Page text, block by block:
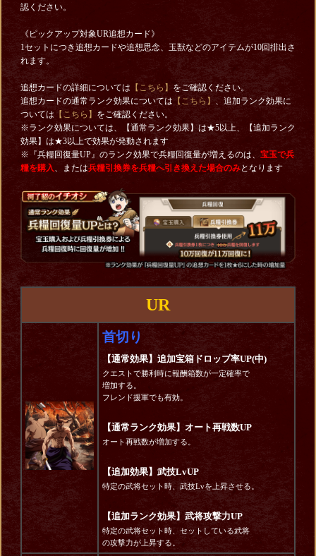
認ください。
《ピックアップ対象UR追想カード》
1セットにつき追想カードや追想思念、玉獣などのアイテムが10回排出さ
れます。
追想カードの詳細については 【こちら】 をご確認ください。
追想カードの通常ランク効果については 【こちら】 、追加ランク効果に
ついては 【こちら】 をご確認ください。
※ランク効果については、【通常ランク効果】は★5以上、【追加ランク
効果】は★3以上で効果が発動されます
※『兵糧回復量UP』のランク効果で兵糧回復量が増えるのは、 宝玉で兵
糧を購入、または兵糧引換券を兵糧へ引き換えた場合のみとなります
UR
首切り
【通常効果】追加宝箱ドロップ率UP(中)
クエストで勝利時に報酬箱数が一定確率で
増加する。
フレンド援軍でも有効。
【通常ランク効果】オート再戦数UP
オート再戦数が増加する。
【追加効果】武技LvUP
特定の武将セット時、武技Lvを上昇させる。
【追加ランク効果】武将攻撃力UP
特定の武将セット時、セットしている武将
の攻撃力が上昇する。